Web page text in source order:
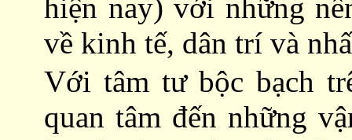
hiện nay) với những
về kinh tế, dân trí và
Với tâm tư bộc bạch
quan tâm đến những